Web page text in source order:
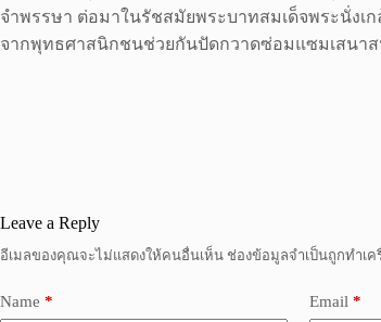
จำพรรษา ต่อมาในรัชสมัยพระบาทสมเด็จพระนั่ง
จากพุทธศาสนิกชนช่วยกันปัดกวาดซ่อมแซมเสนาส
Leave a Reply
อีเมลของคุณจะไม่แสดงให้คนอื่นเห็น ช่องข้อมูลจำเป็นถูกทำเค
Name * Email *